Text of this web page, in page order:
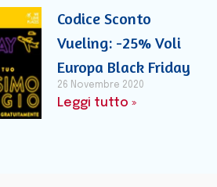
Codice Sconto
Vueling: -25% Voli
Europa Black Friday
26 Novembre 2020
Leggi tutto »